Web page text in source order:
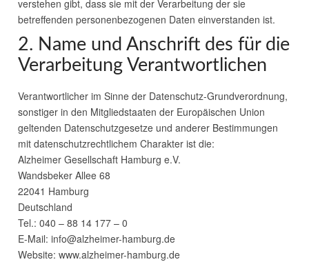
verstehen gibt, dass sie mit der Verarbeitung der sie
betreffenden personenbezogenen Daten einverstanden ist.
2. Name und Anschrift des für die
Verarbeitung Verantwortlichen
Verantwortlicher im Sinne der Datenschutz-Grundverordnung,
sonstiger in den Mitgliedstaaten der Europäischen Union
geltenden Datenschutzgesetze und anderer Bestimmungen
mit datenschutzrechtlichem Charakter ist die:
Alzheimer Gesellschaft Hamburg e.V.
Wandsbeker Allee 68
22041 Hamburg
Deutschland
Tel.: 040 – 88 14 177 – 0
E-Mail: info@alzheimer-hamburg.de
Website: www.alzheimer-hamburg.de